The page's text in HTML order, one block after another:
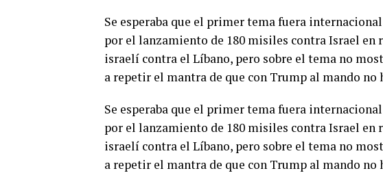
Se esperaba que el primer tema fuera
por el lanzamiento de 180 misiles contra Israel en
israelí contra el Líbano, pero sobre el tema no
a repetir el mantra de que con Trump al mando no
Se esperaba que el primer tema fuera
por el lanzamiento de 180 misiles contra Israel en
israelí contra el Líbano, pero sobre el tema no
a repetir el mantra de que con Trump al mando